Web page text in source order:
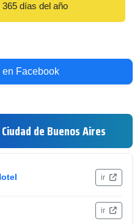
días del año
Facebook
de Buenos Aires
ir
ir